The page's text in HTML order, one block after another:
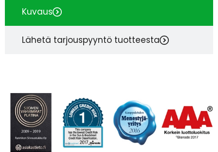
Kuvaus
Lähetä tarjouspyyntö tuotteesta